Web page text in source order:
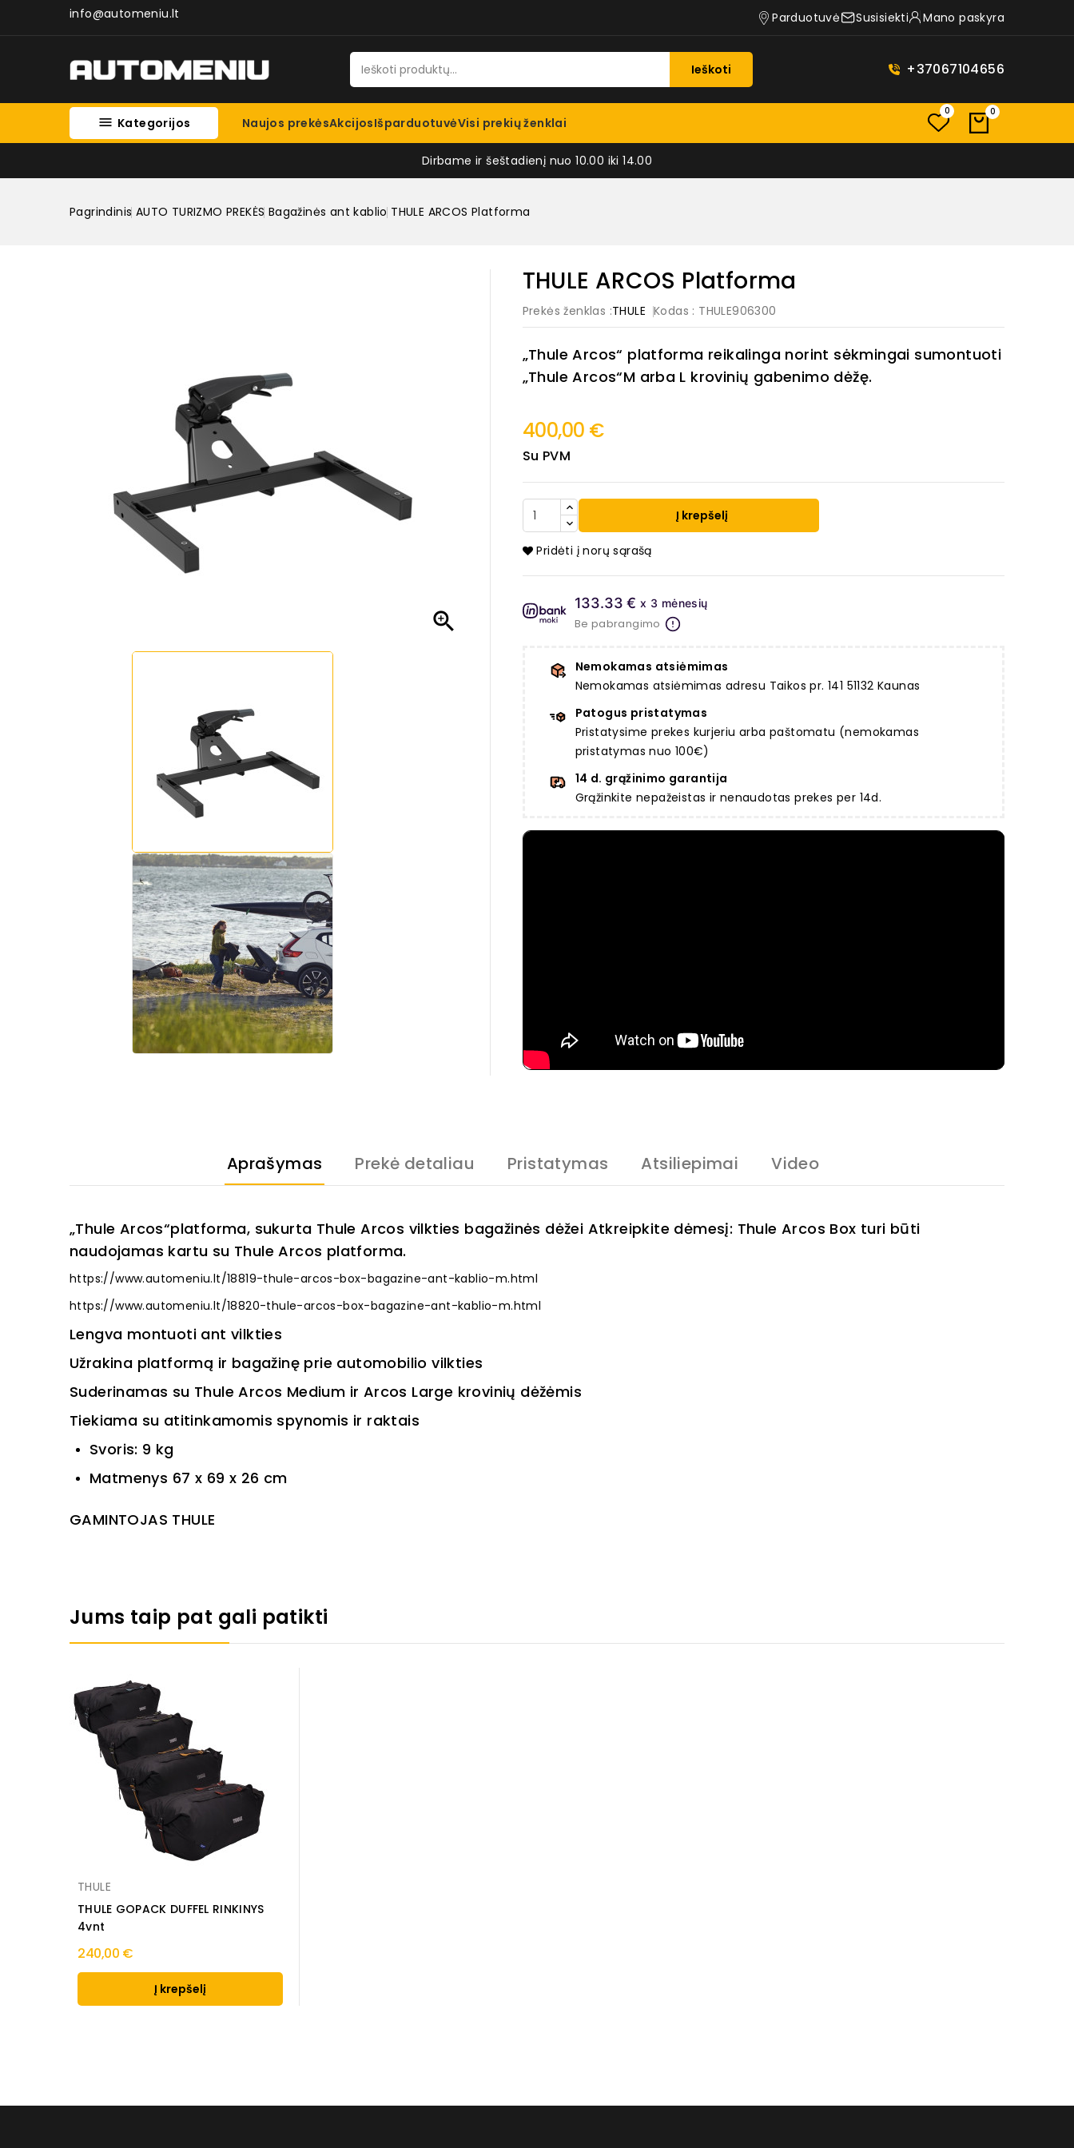
info@automeniu.lt Parduotuvė Susisiekti Mano paskyra
Ieškoti +37067104656
 Kategorijos Naujos prekėsAkcijosIšparduotuvėVisi prekių ženklai
0 0
Dirbame ir šeštadienį nuo 10.00 iki 14.00
Pagrindinis AUTO TURIZMO PREKĖS Bagažinės ant kablio THULE ARCOS Platforma

THULE ARCOS Platforma
Prekės ženklas :THULE Kodas : THULE906300
„Thule Arcos“ platforma reikalinga norint sėkmingai sumontuoti
„Thule Arcos“M arba L krovinių gabenimo dėžę.
400,00 €
Su PVM
Į krepšelį
Pridėti į norų sąrašą
133.33 € x 3 mėnesių
Be pabrangimo
Nemokamas atsiėmimas
Nemokamas atsiėmimas adresu Taikos pr. 141 51132 Kaunas
Patogus pristatymas
Pristatysime prekes kurjeriu arba paštomatu (nemokamas
pristatymas nuo 100€)
14 d. grąžinimo garantija
Grąžinkite nepažeistas ir nenaudotas prekes per 14d.
Aprašymas Prekė detaliau Pristatymas Atsiliepimai Video
„Thule Arcos“platforma, sukurta Thule Arcos vilkties bagažinės dėžei Atkreipkite dėmesį: Thule Arcos Box turi būti
naudojamas kartu su Thule Arcos platforma.
https://www.automeniu.lt/18819-thule-arcos-box-bagazine-ant-kablio-m.html
https://www.automeniu.lt/18820-thule-arcos-box-bagazine-ant-kablio-m.html
Lengva montuoti ant vilkties
Užrakina platformą ir bagažinę prie automobilio vilkties
Suderinamas su Thule Arcos Medium ir Arcos Large krovinių dėžėmis
Tiekiama su atitinkamomis spynomis ir raktais
Svoris: 9 kg
Matmenys 67 x 69 x 26 cm
GAMINTOJAS THULE
Jums taip pat gali patikti
THULE
THULE GOPACK DUFFEL RINKINYS
4vnt
240,00 €
Į krepšelį